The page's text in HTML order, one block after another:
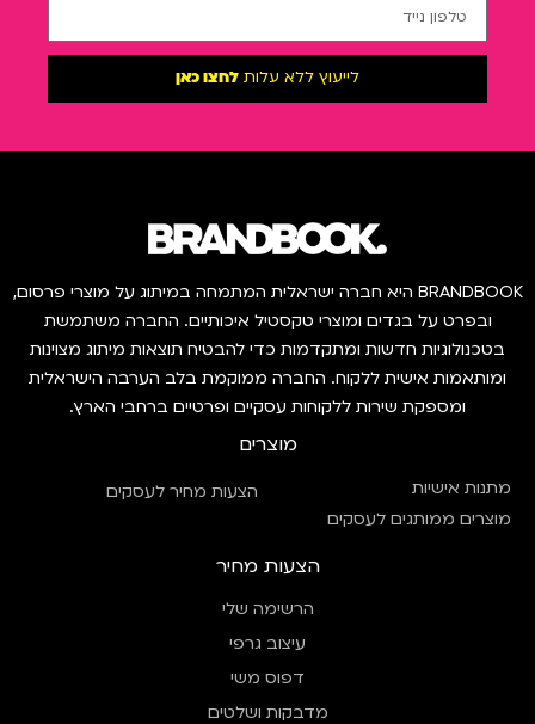
לייעוץ ללא עלות לחצו כאן
BRANDBOOK היא חברה ישראלית המתמחה במיתוג על מוצרי פרסום,
ובפרט על בגדים ומוצרי טקסטיל איכותיים. החברה משתמשת
בטכנולוגיות חדשות ומתקדמות כדי להבטיח תוצאות מיתוג מצוינות
ומותאמות אישית ללקוח. החברה ממוקמת בלב הערבה הישראלית
ומספקת שירות ללקוחות עסקיים ופרטיים ברחבי הארץ.
מוצרים
מתנות אישיות
מוצרים ממותגים לעסקים
הצעות מחיר לעסקים
הצעות מחיר
הרשימה שלי
עיצוב גרפי
דפוס משי
מדבקות ושלטים